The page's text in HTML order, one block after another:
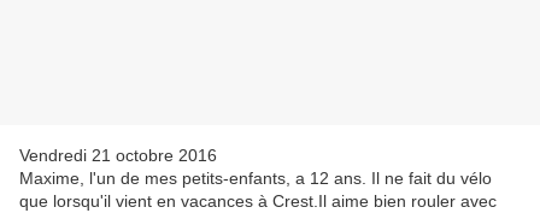
Vendredi 21 octobre 2016
Maxime, l'un de mes petits-enfants, a 12 ans. Il ne fait du vélo
que lorsqu'il vient en vacances à Crest.Il aime bien rouler avec